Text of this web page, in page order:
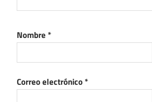
Nombre *
Correo electrónico*